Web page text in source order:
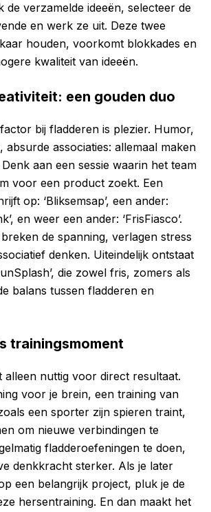
de verzamelde ideeën, selecteer de
en werk ze uit. Deze twee
houden, voorkomt blokkades en
kwaliteit van ideeën.
een gouden duo
bij fladderen is plezier. Humor,
absurde associaties: allemaal maken
aan een sessie waarin het team
voor een product zoekt. Een
op: ‘Bliksemsap’, een ander:
en weer een ander: ‘FrisFiasco’.
de spanning, verlagen stress
denken. Uiteindelijk ontstaat
die zowel fris, zomers als
balans tussen fladderen en
trainingsmoment
alleen nuttig voor direct resultaat.
voor je brein, een training van
een sporter zijn spieren traint,
om nieuwe verbindingen te
fladderoefeningen te doen,
denkkracht sterker. Als je later
een belangrijk project, pluk je de
hersentraining. En dan maakt het